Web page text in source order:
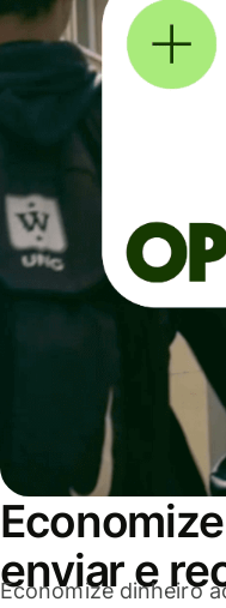
enviar e
Economize dinheiro